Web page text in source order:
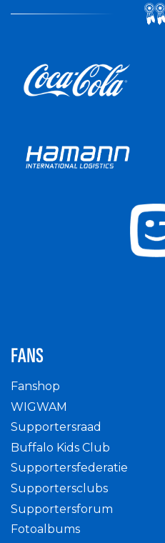
FANS
Fanshop
WIGWAM
Supportersraad
Buffalo Kids Club
Supportersfederatie
Supportersclubs
Supportersforum
Fotoalbums